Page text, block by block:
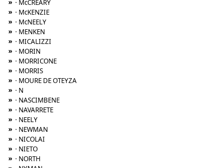
» · McCREARY
» · McKENZIE
» · McNEELY
» · MENKEN
» · MICALIZZI
» · MORIN
» · MORRICONE
» · MORRIS
» · MOURE DE OTEYZA
» · N
» · NASCIMBENE
» · NAVARRETE
» · NEELY
» · NEWMAN
» · NICOLAI
» · NIETO
» · NORTH